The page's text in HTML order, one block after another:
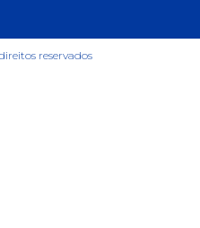
reservados